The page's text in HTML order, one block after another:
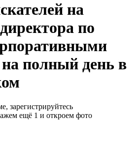
на
по
полный день в
зарегистрируйтесь
ещё 1 и откроем фото